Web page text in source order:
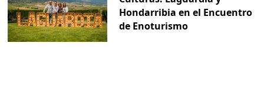
Hondarribia en el Encuentro
de Enoturismo